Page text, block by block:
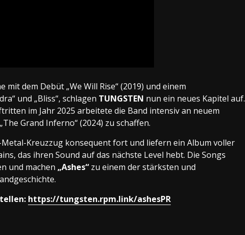
dem Debüt „We Will Rise“ (2019) und einem
und „Bliss“, schlagen TUNGSTEN nun ein neues Kapitel auf.
im Jahr 2025 arbeitete die Band intensiv an neuem
Grand Inferno“ (2024) zu schaffen.
Kreuzzug konsequent fort und liefern ein Album voller
das ihren Sound auf das nächste Level hebt. Die Songs
und machen „Ashes“ zu einem der stärksten und
https://tungsten.rpm.link/ashesPR